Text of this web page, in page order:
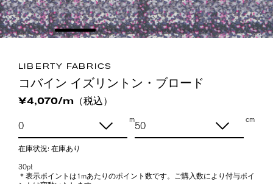
LIBERTY FABRICS
コバイン イズリントン・ブロード
¥4,070/m（税込）
m cm
在庫状況: 在庫あり
30pt
＊表示ポイントは1mあたりのポイント数です。ご購入数により付与ポイ